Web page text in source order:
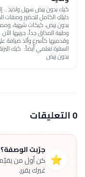
كيك بدون بيض سهل ولذيذ ..
دليلكِ الكامل لتحضير وصفات
بدون بيض، كيكات شهية،
وطيبة المذاق جداً، جربيها الآن
وقدميها كأسرع وألذ ضيافة
السفرة تعلمي أيضاً: كيك
بدون بيض
0 التعليقات
⭐
جرّبت الوصفة؟
كن أول من
غيرك يقرر.